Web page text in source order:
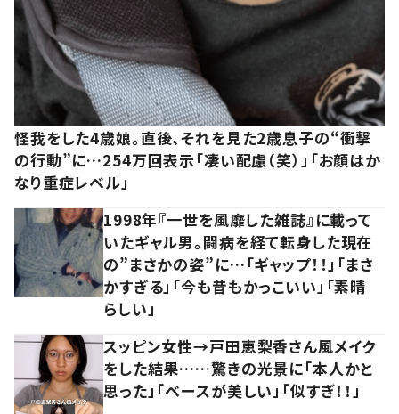
怪我をした4歳娘。直後、それを見た2歳息子の“衝撃
の行動”に…254万回表示「凄い配慮（笑）」「お顔はか
なり重症レベル」
1998年『一世を風靡した雑誌』に載って
いたギャル男。闘病を経て転身した現在
の”まさかの姿”に…「ギャップ！！」「まさ
かすぎる」「今も昔もかっこいい」「素晴
らしい」
スッピン女性→戸田恵梨香さん風メイク
をした結果……驚きの光景に「本人かと
思った」「ベースが美しい」「似すぎ！！」